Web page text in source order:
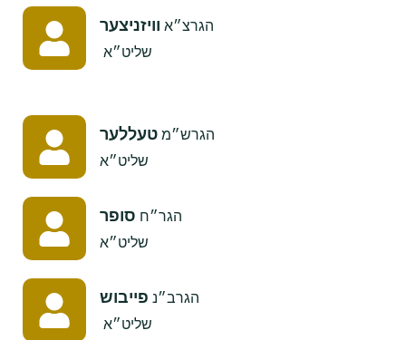
הגרצ״א וויזניצער
הגרש״מ טעללער
​שליט״א
הגר״ח סופר
​שליט״א
הגרב״נ פייבוש
שליט״א